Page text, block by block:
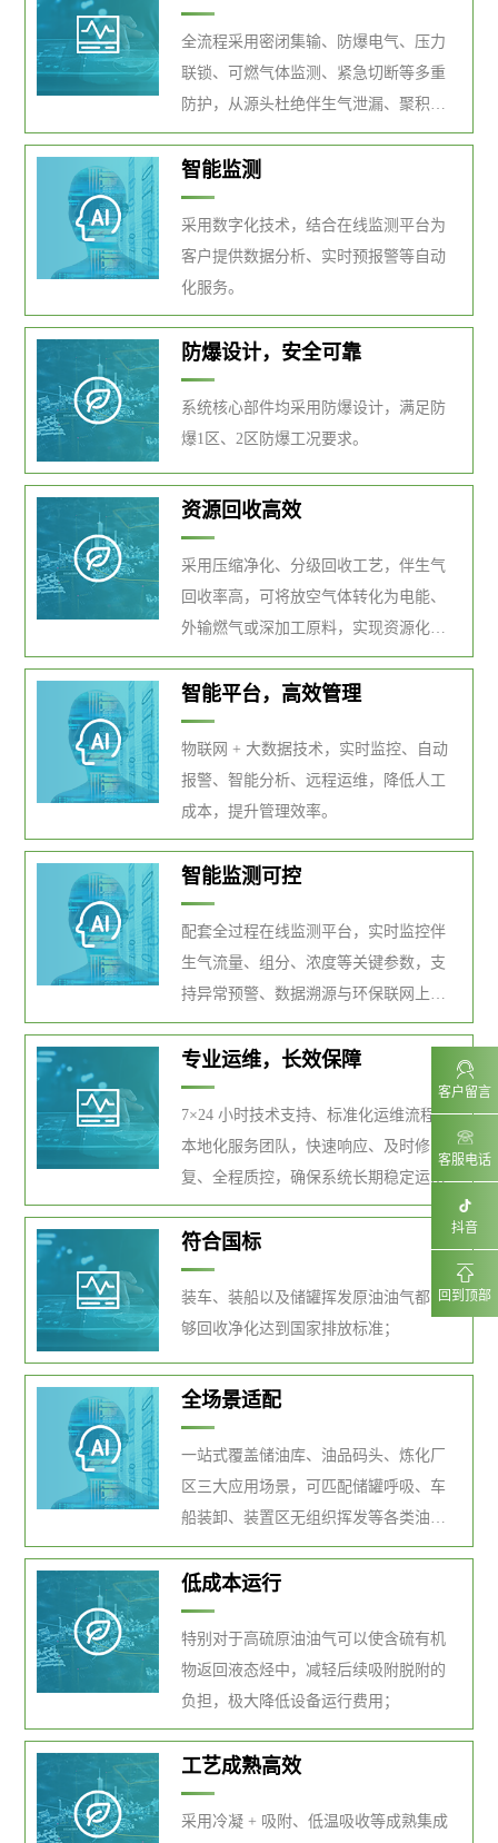
全流程采用密闭集输、防爆电气、压力
联锁、可燃气体监测、紧急切断等多重
防护，从源头杜绝伴生气泄漏、聚积引
发的燃爆隐患，保障场站安全运行。
智能监测
采用数字化技术，结合在线监测平台为
客户提供数据分析、实时预报警等自动
化服务。
防爆设计，安全可靠
系统核心部件均采用防爆设计，满足防
爆1区、2区防爆工况要求。
资源回收高效
采用压缩净化、分级回收工艺，伴生气
回收率高，可将放空气体转化为电能、
外输燃气或深加工原料，实现资源化利
用，变废为宝。
智能平台，高效管理
物联网 + 大数据技术，实时监控、自动
报警、智能分析、远程运维，降低人工
成本，提升管理效率。
智能监测可控
配套全过程在线监测平台，实时监控伴
生气流量、组分、浓度等关键参数，支
持异常预警、数据溯源与环保联网上
报，实现数字化智能化管控。
专业运维，长效保障
7×24 小时技术支持、标准化运维流程、
本地化服务团队，快速响应、及时修
复、全程质控，确保系统长期稳定运
行。
符合国标
装车、装船以及储罐挥发原油油气都能
够回收净化达到国家排放标准；
全场景适配
一站式覆盖储油库、油品码头、炼化厂
区三大应用场景，可匹配储罐呼吸、车
船装卸、装置区无组织挥发等各类油气
工况。
低成本运行
特别对于高硫原油油气可以使含硫有机
物返回液态烃中，减轻后续吸附脱附的
负担，极大降低设备运行费用；
工艺成熟高效
采用冷凝 + 吸附、低温吸收等成熟集成
客户留言
客服电话
抖音
回到顶部